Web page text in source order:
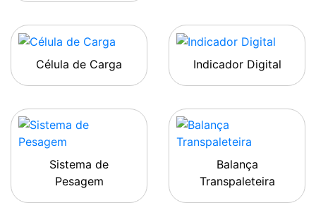
Célula de Carga Indicador Digital
Sistema de
Pesagem
Balança
Transpaleteira